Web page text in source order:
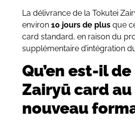
La délivrance de la Tokutei
environ 10 jours de plus que
card standard, en raison du
supplémentaire d’intégration
Qu’en est-il
Zairyū card au
nouveau